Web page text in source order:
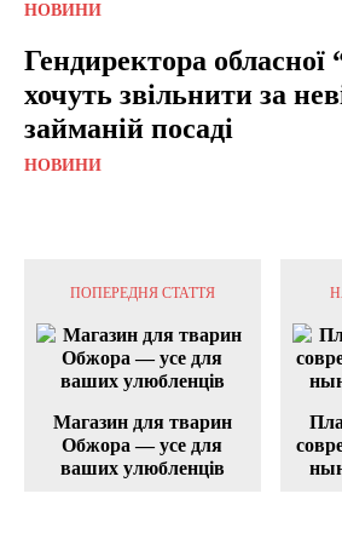
НОВИНИ
Гендиректора обласної
хочуть звільнити за
займаній посаді
НОВИНИ
ПОПЕРЕДНЯ СТАТТЯ
Магазин для тварин
Обжора — усе для
ваших улюбленців